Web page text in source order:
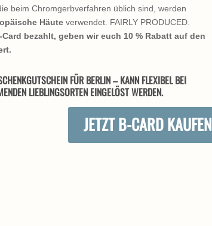
beim Chromgerbverfahren üblich sind, werden
Häuteverwendet. FAIRLY PRODUCED.
bezahlt, geben wir euch 10 % Rabatt auf den
FÜR BERLIN – KANN FLEXIBEL BEI
LIEBLINGSORTEN EINGELÖST WERDEN.
JETZT B-CARD KAUFEN